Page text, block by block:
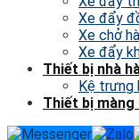
Xe đẩy
Xe chở
Xe đẩy
Thiết bị nhà
Kệ trưng
Thiết bị màng